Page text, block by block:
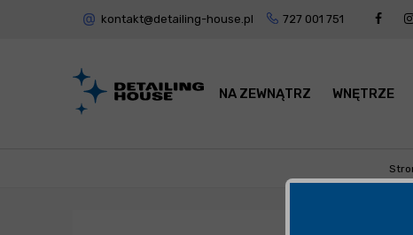
kontakt@detailing-house.pl 727 001 751
NA ZEWNĄTRZ WNĘTRZE